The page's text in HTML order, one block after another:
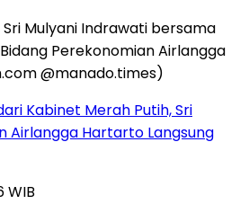
Kabinet Merah Putih, Sri
Airlangga Hartarto Langsung
WIB